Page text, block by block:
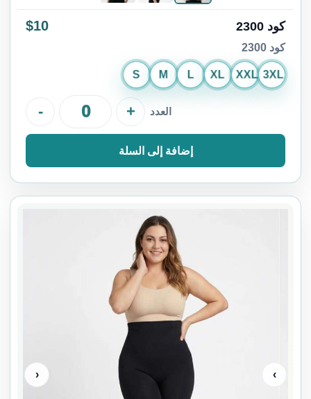
كود 2300 $10
كود 2300
S M L XL XXL 3XL
العدد - +
إضافة إلى السلة
›
‹